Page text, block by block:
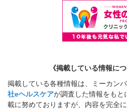
《掲載している情報に
掲載している各種情報は、ミーカン
社eヘルスケアが調査した情報をもと
載に努めておりますが、内容を完全